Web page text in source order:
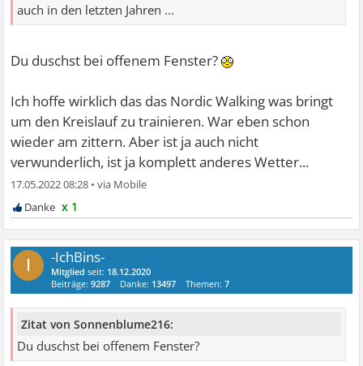
auch in den letzten Jahren ...
Du duschst bei offenem Fenster?
Ich hoffe wirklich das das Nordic Walking was bringt
um den Kreislauf zu trainieren. War eben schon
wieder am zittern. Aber ist ja auch nicht
verwunderlich, ist ja komplett anderes Wetter...
17.05.2022 08:28 •
x 1
I -IchBins-
Mitglied seit: 18.12.2020
Beiträge:9287 Danke: 13497 Themen:7
Zitat von Sonnenblume216:
Du duschst bei offenem Fenster?